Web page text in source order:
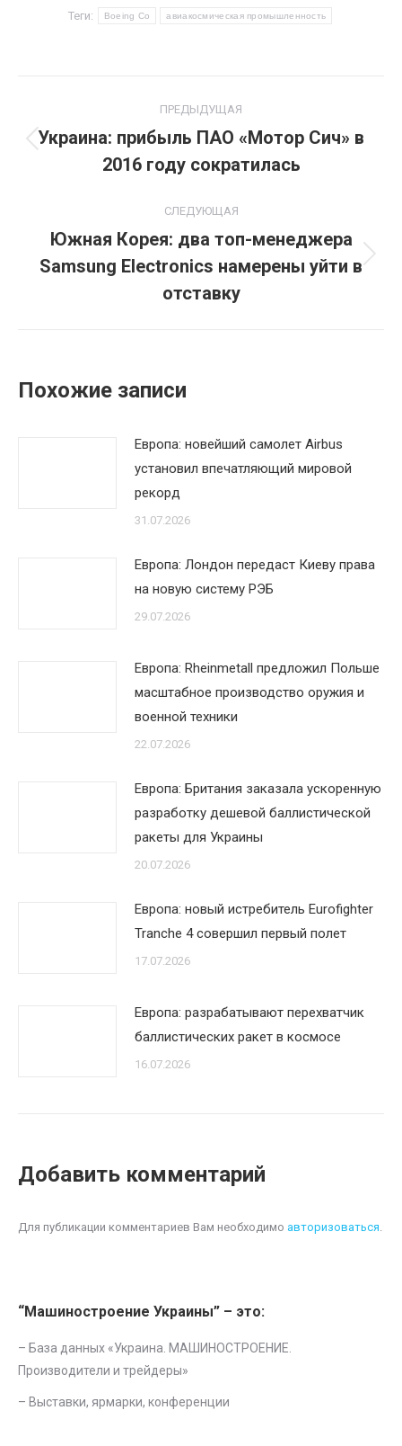
Теги: Boeing Co авиакосмическая промышленность
по
записям
ПРЕДЫДУЩАЯ
Предыдущая
запись:
Украина: прибыль ПАО «Мотор Сич» в
2016 году сократилась
СЛЕДУЮЩАЯ
Следующая
запись:
Южная Корея: два топ-менеджера
Samsung Electronics намерены уйти в
отставку
Похожие записи
Европа: новейший самолет Airbus
установил впечатляющий мировой
рекорд
31.07.2026
Европа: Лондон передаст Киеву права
на новую систему РЭБ
29.07.2026
Европа: Rheinmetall предложил Польше
масштабное производство оружия и
военной техники
22.07.2026
Европа: Британия заказала ускоренную
разработку дешевой баллистической
ракеты для Украины
20.07.2026
Европа: новый истребитель Eurofighter
Tranche 4 совершил первый полет
17.07.2026
Европа: разрабатывают перехватчик
баллистических ракет в космосе
16.07.2026
Добавить комментарий
Для публикации комментариев Вам необходимо авторизоваться.
“Машиностроение Украины” – это:
– База данных «Украина. МАШИНОСТРОЕНИЕ.
Производители и трейдеры»
– Выставки, ярмарки, конференции